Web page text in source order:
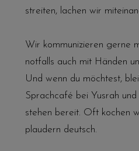
streiten, lachen wir
Wir kommunizieren gerne
notfalls auch mit Händen
Und wenn du möchtest,
Sprachcafé bei Yusrah
stehen bereit. Oft kochen
plaudern deutsch.